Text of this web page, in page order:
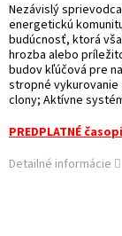
Nezávislý
energetickú
budúcnosť, ktorá
hrozba alebo
budov kľúčová pre
stropné vykurovanie
clony; Aktívne
PREDPLATNÉ
Detailné informácie